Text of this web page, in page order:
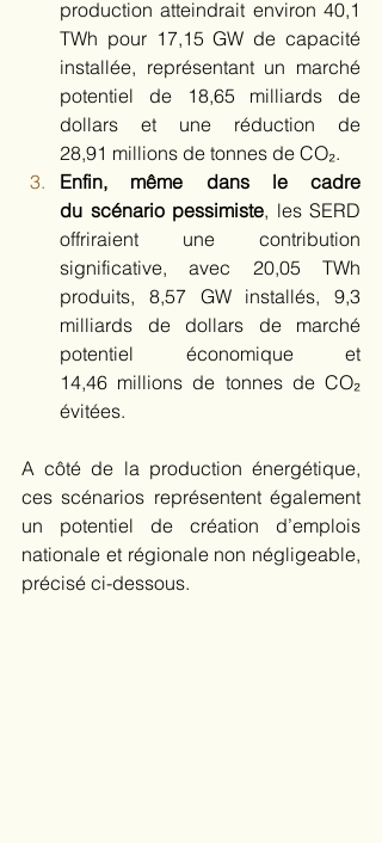
production atteindrait environ 40,1
TWh pour 17,15 GW de capacité
installée, représentant un marché
potentiel de 18,65 milliards de
dollars et une réduction de
28,91 millions de tonnes de CO₂.
Enfin, même dans le cadre
du scénario pessimiste, les SERD
offriraient une contribution
significative, avec 20,05 TWh
produits, 8,57 GW installés, 9,3
milliards de dollars de marché
potentiel économique et
14,46 millions de tonnes de CO₂
évitées.
A côté de la production énergétique,
ces scénarios représentent également
un potentiel de création d’emplois
nationale et régionale non négligeable,
précisé ci-dessous.